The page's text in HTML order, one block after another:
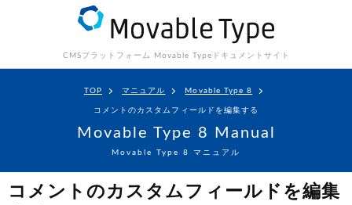
CMSプラットフォーム Movable Type ドキュメントサイト
TOP マニュアル Movable Type 8
コメントのカスタムフィールドを編集する
Movable Type 8 Manual
Movable Type 8 マニュアル
コメントのカスタムフィールドを編集